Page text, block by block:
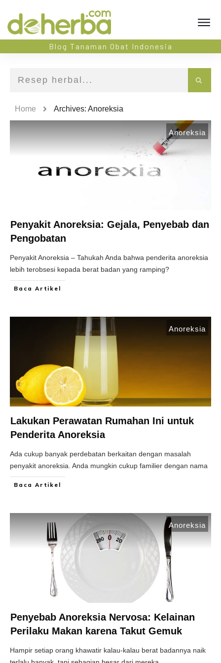
Blog Tanaman Obat Indonesia
Home Archives: Anoreksia
Anoreksia
Penyakit Anoreksia: Gejala, Penyebab dan
Pengobatan
Penyakit Anoreksia – Tahukah Anda bahwa penderita anoreksia
lebih terobsesi kepada berat badan yang ramping?
Baca Artikel
Anoreksia
Lakukan Perawatan Rumahan Ini untuk
Penderita Anoreksia
Ada cukup banyak perdebatan berkaitan dengan masalah
penyakit anoreksia. Anda mungkin cukup familier dengan nama
Baca Artikel
Anoreksia
Penyebab Anoreksia Nervosa: Kelainan
Perilaku Makan karena Takut Gemuk
Hampir setiap orang khawatir kalau-kalau berat badannya naik